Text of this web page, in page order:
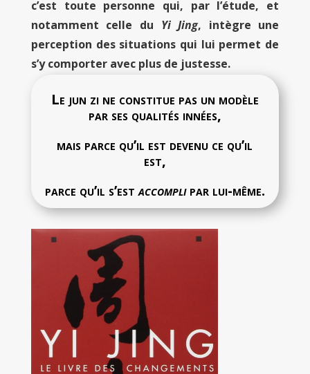
c’est toute personne qui, par l’étude, et
notamment celle du Yi Jing, intègre une
perception des situations qui lui permet de
s’y comporter avec plus de justesse.
Le jun zi ne constitue pas un modèle
par ses qualités innées,
mais parce qu’il est devenu ce qu’il
est,
parce qu’il s’estaccompli par lui-même.